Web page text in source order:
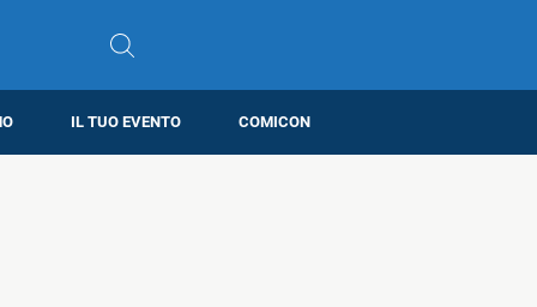
IL TUO EVENTO COMICON